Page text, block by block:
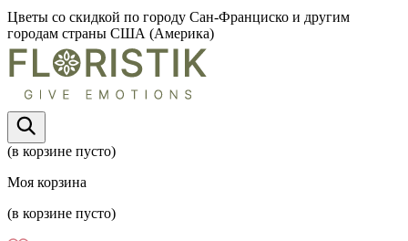
Цветы со скидкой по городу Сан-Франциско и другим
городам страны США (Америка)
(в корзине пусто)
Моя корзина
(в корзине пусто)